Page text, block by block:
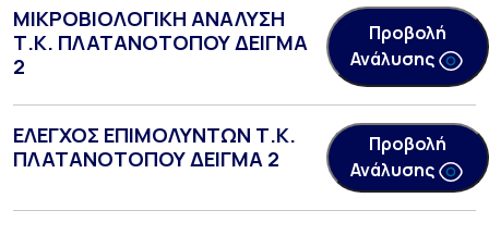
ΜΙΚΡΟΒΙΟΛΟΓΙΚΗ ΑΝΑΛΥΣΗ
Τ.Κ. ΠΛΑΤΑΝΟΤΟΠΟΥ ΔΕΙΓΜΑ
2
Προβολή
Ανάλυσης
ΕΛΕΓΧΟΣ ΕΠΙΜΟΛΥΝΤΩΝ Τ.Κ.
ΠΛΑΤΑΝΟΤΟΠΟΥ ΔΕΙΓΜΑ 2
Προβολή
Ανάλυσης